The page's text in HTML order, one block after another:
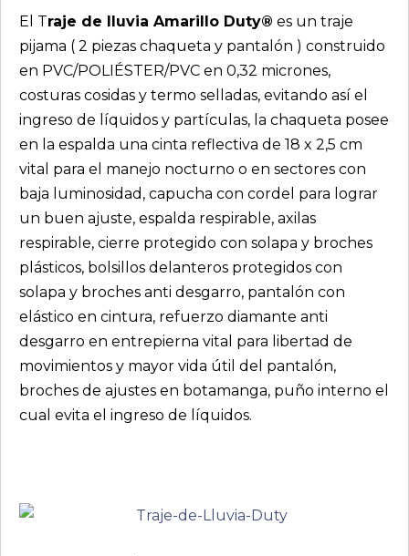
El Traje de lluvia Amarillo Duty® es un traje
pijama ( 2 piezas chaqueta y pantalón ) construido
en PVC/POLIÉSTER/PVC en 0,32 micrones,
costuras cosidas y termo selladas, evitando así el
ingreso de líquidos y partículas, la chaqueta posee
en la espalda una cinta reflectiva de 18 x 2,5 cm
vital para el manejo nocturno o en sectores con
baja luminosidad, capucha con cordel para lograr
un buen ajuste, espalda respirable, axilas
respirable, cierre protegido con solapa y broches
plásticos, bolsillos delanteros protegidos con
solapa y broches anti desgarro, pantalón con
elástico en cintura, refuerzo diamante anti
desgarro en entrepierna vital para libertad de
movimientos y mayor vida útil del pantalón,
broches de ajustes en botamanga, puño interno el
cual evita el ingreso de líquidos.